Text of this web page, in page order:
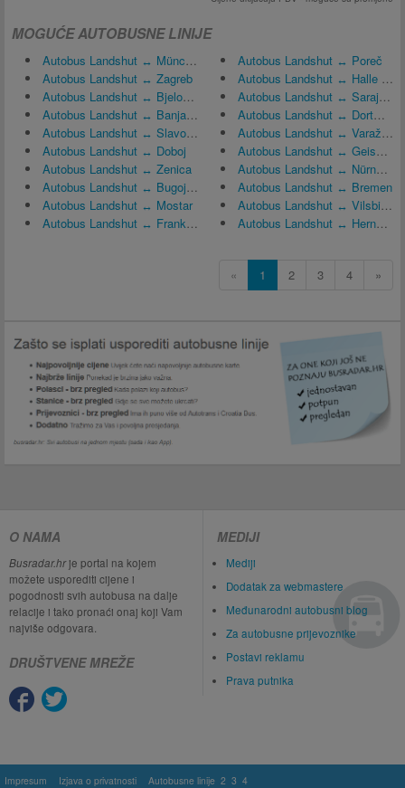
MOGUĆE AUTOBUSNE LINIJE
Autobus Landshut ↔ München
Autobus Landshut ↔ Zagreb
Autobus Landshut ↔ Bjelovar
Autobus Landshut ↔ Banja Luka
Autobus Landshut ↔ Slavonski Brod
Autobus Landshut ↔ Doboj
Autobus Landshut ↔ Zenica
Autobus Landshut ↔ Bugojno
Autobus Landshut ↔ Mostar
Autobus Landshut ↔ Frankfurt
Autobus Landshut ↔ Poreč
Autobus Landshut ↔ Halle (Saale)
Autobus Landshut ↔ Sarajevo
Autobus Landshut ↔ Dortmund
Autobus Landshut ↔ Varaždin
Autobus Landshut ↔ Geisenhausen
Autobus Landshut ↔ Nürnberg
Autobus Landshut ↔ Bremen
Autobus Landshut ↔ Vilsbiburg
Autobus Landshut ↔ Herne, Njemačka
« 1 2 3 4 »
O NAMA
Busradar.hrje portal na kojem
možete usporediti cijene i
pogodnosti svih autobusa na dalje
relacije i tako pronaći onaj koji Vam
najviše odgovara.
DRUŠTVENE MREŽE
MEDIJI
Mediji
Dodatak za webmastere
Međunarodni autobusni blog
Za autobusne prijevoznike
Postavi reklamu
Prava putnika
Impresum Izjava o privatnosti Autobusne linije 2 3 4